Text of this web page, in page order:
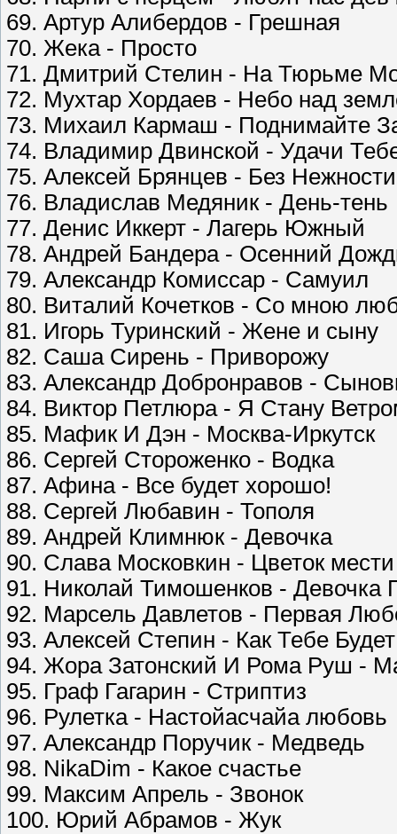
69. Артур Алибердов - Грешная
70. Жека - Просто
71. Дмитрий Стелин - На Тюрьме
72. Мухтар Хордаев - Небо над
73. Михаил Кармаш - Поднимайте
74. Владимир Двинской - Удачи
75. Алексей Брянцев - Без
76. Владислав Медяник - День-тень
77. Денис Иккерт - Лагерь Южный
78. Андрей Бандера - Осенний
79. Александр Комиссар - Самуил
80. Виталий Кочетков - Со мною
81. Игорь Туринский - Жене и сыну
82. Саша Сирень - Приворожу
83. Александр Добронравов -
84. Виктор Петлюра - Я Стану
85. Мафик И Дэн - Москва-Иркутск
86. Сергей Стороженко - Водка
87. Афина - Все будет хорошо!
88. Сергей Любавин - Тополя
89. Андрей Климнюк - Девочка
90. Слава Московкин - Цветок мести
91. Николай Тимошенков - Девочка
92. Марсель Давлетов - Первая
93. Алексей Степин - Как Тебе Будет
94. Жора Затонский И Рома Руш -
95. Граф Гагарин - Стриптиз
96. Рулетка - Настойасчайа любовь
97. Александр Поручик - Медведь
98. NikaDim - Какое счастье
99. Максим Апрель - Звонок
100. Юрий Абрамов - Жук